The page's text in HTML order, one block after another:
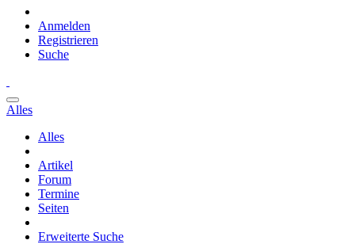
Anmelden
Registrieren
Suche
Alles
Alles
Artikel
Forum
Termine
Seiten
Erweiterte Suche